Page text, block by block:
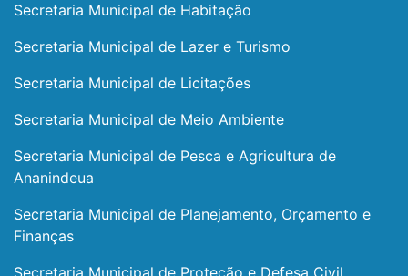
Secretaria Municipal de Habitação
Secretaria Municipal de Lazer e Turismo
Secretaria Municipal de Licitações
Secretaria Municipal de Meio Ambiente
Secretaria Municipal de Pesca e Agricultura de
Ananindeua
Secretaria Municipal de Planejamento, Orçamento e
Finanças
Secretaria Municipal de Proteção e Defesa Civil